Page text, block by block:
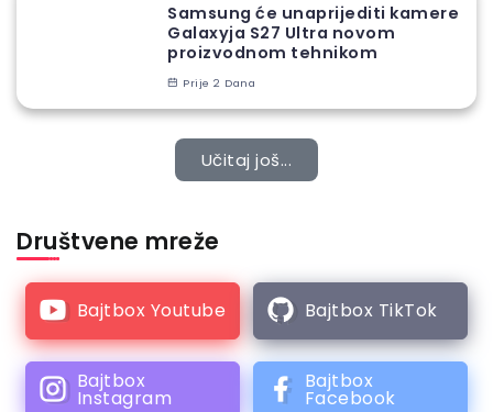
Samsung će unaprijediti kamere
Galaxyja S27 Ultra novom
proizvodnom tehnikom
Prije 2 Dana
Učitaj još...
Društvene mreže
Bajtbox Youtube Bajtbox TikTok
Bajtbox
Instagram
Bajtbox
Facebook